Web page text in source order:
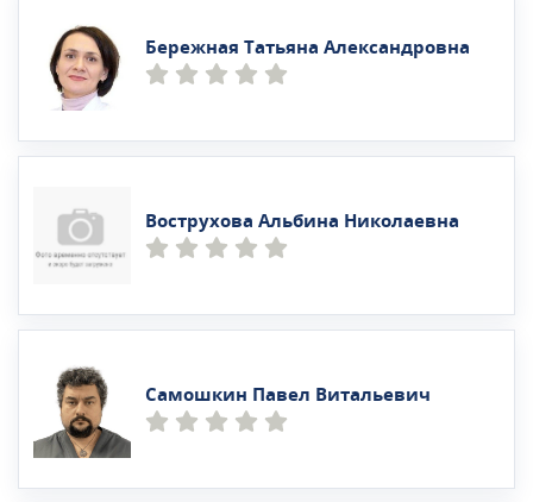
Бережная Татьяна Александровна
Вострухова Альбина Николаевна
Самошкин Павел Витальевич